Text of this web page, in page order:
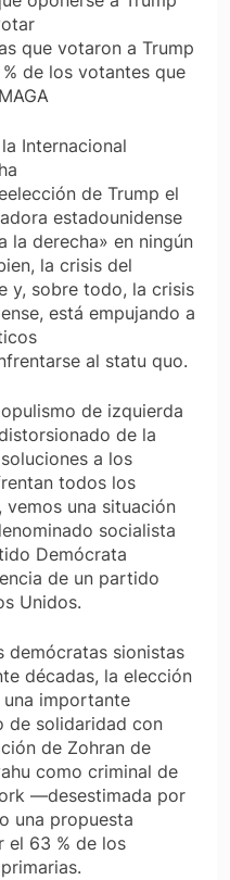
que votaron a Trump
de los votantes que
Internacional
de Trump el
estadounidense
la derecha» en ningún
la crisis del
y, sobre todo, la crisis
está empujando a
al statu quo.
de izquierda
de la
a los
todos los
vemos una situación
socialista
Demócrata
de un partido
Unidos.
demócratas sionistas
décadas, la elección
importante
de solidaridad con
de Zohran de
como criminal de
—desestimada por
una propuesta
el 63 % de los